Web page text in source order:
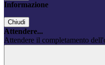
Informazione
Chiudi
Attendere...
Attendere il completamento